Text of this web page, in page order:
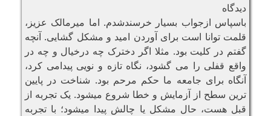
دیدگاه
باسپاس ازجواب بسیار خرسندشدم. اما میرمالک عزیز،
قلمت توانا است برای آوردن امید و مشکل گشایی. آنچه
گفتم در کلیت بود. مثلا اگر دخترک چه درخیال و چه در
واقع قفلی را می گشود، نگاه تازه و نویی پیدامی کرد،
آنگاه برای جامعه ما حکم مرحم بود. شناخت در پایین
ترین سطح از آزمایش و خطا شروع میشود. یک تجربه از
قبل هست، حال مشکل یا چالش پیدا میشود؛ با تجربه